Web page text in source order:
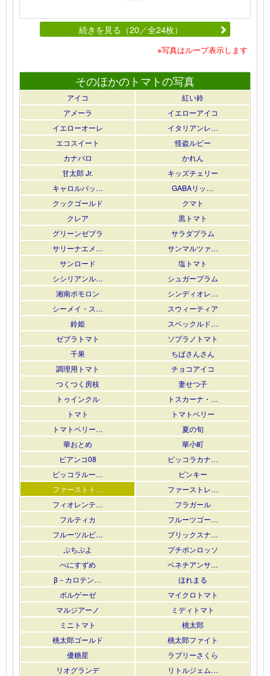
続きを見る（20／全24枚）
※写真はループ表示します
そのほかのトマトの写真
アイコ
紅い鈴
アメーラ
イエローアイコ
イエローオーレ
イタリアンレ…
エコスイート
怪盗ルビー
カナバロ
かれん
甘太郎 Jr.
キッズチェリー
キャロルパッ…
GABAリッ…
クックゴールド
クマト
クレア
黒トマト
グリーンゼブラ
サラダプラム
サリーナエメ…
サンマルツァ…
サンロード
塩トマト
シシリアンル…
シュガープラム
湘南ポモロン
シンディオレ…
シーメイ・ス…
スウィーティア
鈴姫
スペックルド…
ゼブラトマト
ソプラノトマト
千果
ちばさんさん
調理用トマト
チョコアイコ
つくつく房枝
妻せつ子
トゥインクル
トスカーナ・…
トマト
トマトベリー
トマトベリー…
夏の旬
華おとめ
華小町
ビアンコ08
ピッコラカナ…
ピッコラルー…
ピンキー
ファーストト…
ファーストレ…
フィオレンテ…
フラガール
フルティカ
フルーツゴー…
フルーツルビ…
ブリックスナ…
ぷちぷよ
プチポンロッソ
べにすずめ
ベネチアンサ…
β－カロテン…
ほれまる
ボルゲーゼ
マイクロトマト
マルジアーノ
ミディトマト
ミニトマト
桃太郎
桃太郎ゴールド
桃太郎ファイト
優糖星
ラブリーさくら
リオグランデ
リトルジェム…